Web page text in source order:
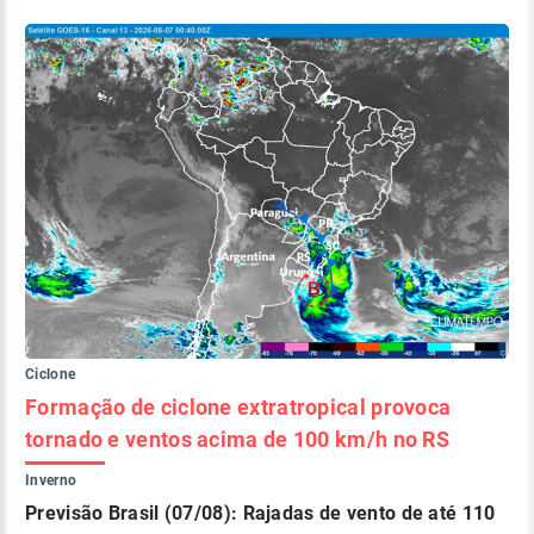
Ciclone
Formação de ciclone extratropical provoca
tornado e ventos acima de 100 km/h no RS
Inverno
Previsão Brasil (07/08): Rajadas de vento de até 110